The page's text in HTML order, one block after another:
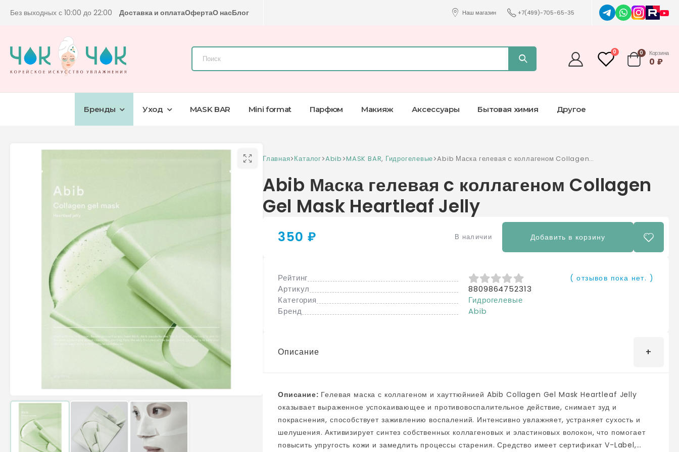
Без выходных с 10:00 до 22:00 Доставка и оплатаОфертаО насБлог Наш магазин +7(499)-705-65-35
0 0 Корзина
0 ₽
Бренды Уход MASK BAR Mini format Парфюм Макияж Аксессуары Бытовая химия Другое
Главная>Каталог>Abib>MASK BAR, Гидрогелевые>Abib Маска гелевая c коллагеном Collagen
Abib Маска гелевая c коллагеном Collagen
Gel Mask Heartleaf Jelly
350 ₽ В наличии Добавить в корзину
Рейтинг
0из 5
( отзывов пока нет. )
Артикул
8809864752313
Категория
Гидрогелевые
Бренд
Abib
Описание
Описание:
оказывает выраженное успокаивающее и противовоспалительное действие, снимает зуд и
покраснения, способствует заживлению воспалений. Интенсивно увлажняет, устраняет сухость и
шелушения. Активизирует синтез собственных коллагеновых и эластиновых волокон, что помогает
повысить упругость кожи и замедлить процессы старения. Средство имеет сертификат V-Label,